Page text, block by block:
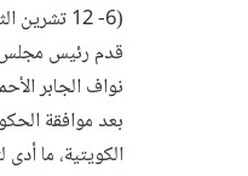
(6- 12 تشرين الثاني/ نوفمبر 2021)
قدم رئيس مجلس
نواف الجابر
بعد موافقة
الكويتية، ما